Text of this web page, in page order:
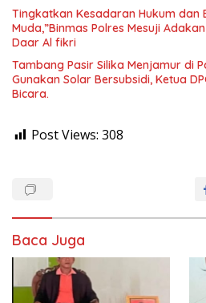
Tingkatkan Kesadaran Hukum dan
Muda,”Binmas Polres Mesuji
Daar Al fikri
Tambang Pasir Silika Menjamur di
Gunakan Solar Bersubsidi, Ketua
Bicara.
Post Views: 308
Baca Juga